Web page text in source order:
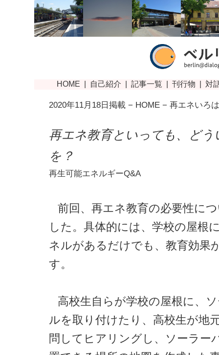
2020年11月18日掲載 − HOME − 再エネいろ
再エネ教育といっても、どう
を？
再生可能エネルギーQ&A
前回、再エネ教育の必要性に
した。具体的には、学校の屋根
ネルがあるだけでも、教育効果
す。
高校生自らが学校の屋根に、
ルを取り付けたり、高校生が地
問してヒアリングし、ソーラー